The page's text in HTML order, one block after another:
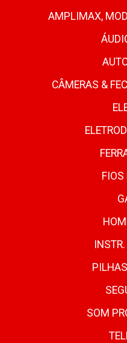
AMPLIMAX,
CÂMERAS &
FIOS
SOM